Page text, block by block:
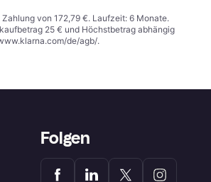
von 172,79 €. Laufzeit: 6 Monate.
25 € und Höchstbetrag abhängig
de/agb/.
Folgen